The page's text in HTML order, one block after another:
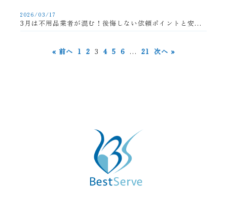
2026/03/17
3月は不用品業者が混む！後悔しない依頼ポイントと安心の進め方
« 前へ 1 2 3 4 5 6 … 21 次へ »